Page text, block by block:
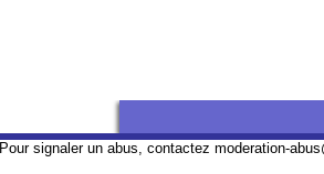
Pour signaler un abus, contactez moderation-